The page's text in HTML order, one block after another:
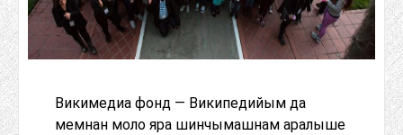
Викимедиа фонд — Википедийым да
мемнан моло яра шинчымашнам аралыше